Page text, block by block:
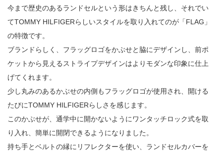
今まで歴史のあるランドセルという形はきちんと残し、それでい
てTOMMY HILFIGERらしいスタイルを取り入れてのが「FLAG」
の特徴です。
ブランドらしく、フラッグロゴをかぶせと脇にデザインし、前ポ
ケットから見えるストライプデザインはよりモダンな印象に仕上
げてくれます。
少し丸みのあるかぶせの内側もフラッグロゴが使用され、開ける
たびにTOMMY HILFIGERらしさを感じます。
このかぶせが、通学中に開かないようにワンタッチロック式を取
り入れ、簡単に開閉できるようになりました。
持ち手とベルトの縁にリフレクターを使い、ランドセルカバーを